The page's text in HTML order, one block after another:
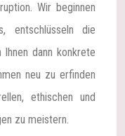
Wir beginnen
entschlüsseln die
dann konkrete
neu zu erfinden
ethischen und
zu meistern.